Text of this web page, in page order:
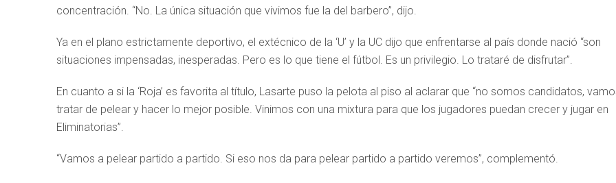
concentración. “No. La única situación que vivimos fue la del barbero”, dijo.
Ya en el plano estrictamente deportivo, el extécnico de la ‘U’ y la UC dijo que enfrentarse al país donde nació “son
situaciones impensadas, inesperadas. Pero es lo que tiene el fútbol. Es un privilegio. Lo trataré de disfrutar”.
En cuanto a si la ‘Roja’ es favorita al título, Lasarte puso la pelota al piso al aclarar que “no somos candidatos,
tratar de pelear y hacer lo mejor posible. Vinimos con una mixtura para que los jugadores puedan crecer y jugar en
Eliminatorias”.
“Vamos a pelear partido a partido. Si eso nos da para pelear partido a partido veremos”, complementó.